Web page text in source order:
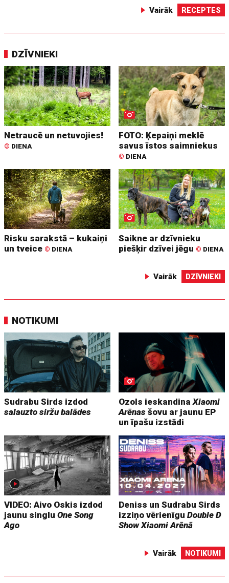
Vairāk RECEPTES
DZĪVNIEKI
Netraucē un netuvojies!
© DIENA
FOTO: Ķepaiņi meklē
savus īstos saimniekus
© DIENA
Risku sarakstā – kukaiņi
un tveice © DIENA
Saikne ar dzīvnieku
piešķir dzīvei jēgu © DIENA
Vairāk DZĪVNIEKI
NOTIKUMI
Sudrabu Sirds izdod
salauzto siržu balādes
Ozols ieskandinaXiaomi
Arēnas šovu ar jaunu EP
un īpašu izstādi
VIDEO: Aivo Oskis izdod
jaunu singluOne Song
Ago
Deniss un Sudrabu Sirds
izziņo vērienīguDouble D
Show Xiaomi Arēnā
Vairāk NOTIKUMI